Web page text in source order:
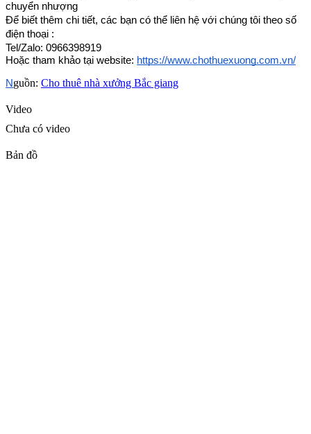
chuyển nhượng
Để biết thêm chi tiết, các bạn có thể liên hệ với chúng tôi theo số
điện thoại :
Tel/Zalo: 0966398919
Hoặc tham khảo tại website: https://www.chothuexuong.com.vn/
Nguồn: Cho thuê nhà xưởng Bắc giang
Video
Chưa có video
Bản đồ